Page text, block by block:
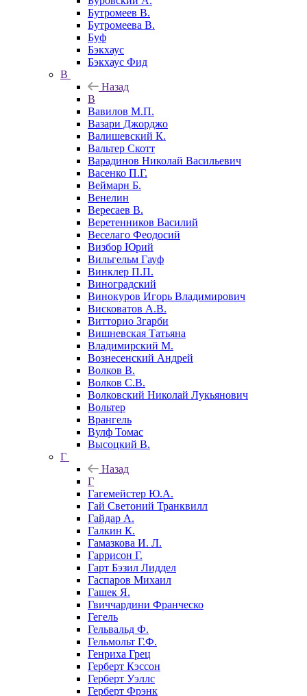
Бутромеев В.
Бутромеева В.
Буф
Бэкхаус
Бэкхаус Фид
В
Назад
В
Вавилов М.П.
Вазари Джорджо
Валишевский К.
Вальтер Скотт
Варадинов Николай Васильевич
Васенко П.Г.
Веймарн Б.
Венелин
Вересаев В.
Веретенников Василий
Веселаго Феодосий
Визбор Юрий
Вильгельм Гауф
Винклер П.П.
Виноградский
Винокуров Игорь Владимирович
Висковатов А.В.
Витторио Згарби
Вишневская Татьяна
Владимирский М.
Вознесенский Андрей
Волков В.
Волков С.В.
Волковский Николай Лукьянович
Вольтер
Врангель
Вулф Томас
Высоцкий В.
Г
Назад
Г
Гагемейстер Ю.А.
Гай Светоний Транквилл
Гайдар А.
Галкин К.
Гамазкова И. Л.
Гаррисон Г.
Гарт Бэзил Лиддел
Гаспаров Михаил
Гашек Я.
Гвиччардини Франческо
Гегель
Гельвальд Ф.
Гельмольт Г.Ф.
Генриха Грец
Герберт Кэссон
Герберт Уэллс
Герберт Фрэнк